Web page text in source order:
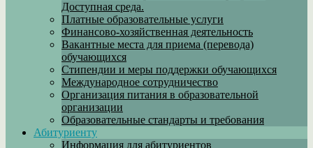
Доступная среда.
Платные образовательные услуги
Финансово-хозяйственная деятельность
Вакантные места для приема (перевода)
обучающихся
Стипендии и меры поддержки обучающихся
Международное сотрудничество
Организация питания в образовательной
организации
Образовательные стандарты и требования
Абитуриенту
Информация для абитуриентов